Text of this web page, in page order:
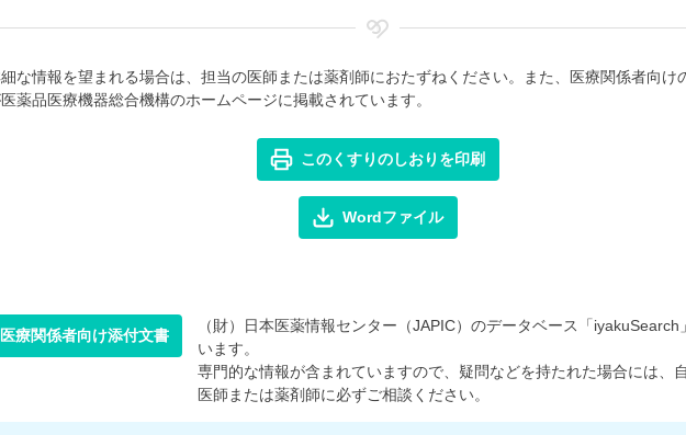
な情報を望まれる場合は、担当の医師または薬剤師におたずねください。また、医療関係者向け
薬品医療機器総合機構のホームページに掲載されています。
このくすりのしおりを印刷
Wordファイル
医療関係者向け添付文書
（財）日本医薬情報センター（JAPIC）のデータベース「iyakuSearch
います。
専門的な情報が含まれていますので、疑問などを持たれた場合には、
医師または薬剤師に必ずご相談ください。